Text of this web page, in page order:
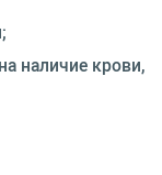
наличие крови,